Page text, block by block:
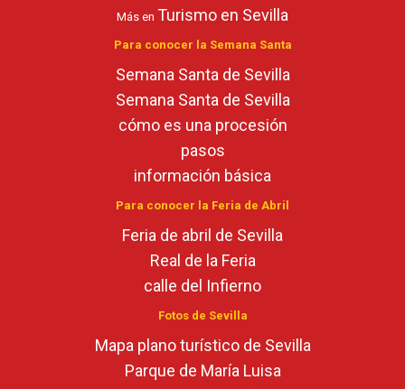
Más en Turismo en Sevilla
Para conocer la Semana Santa
Semana Santa de Sevilla
Semana Santa de Sevilla
cómo es una procesión
pasos
información básica
Para conocer la Feria de Abril
Feria de abril de Sevilla
Real de la Feria
calle del Infierno
Fotos de Sevilla
Mapa plano turístico de Sevilla
Parque de María Luisa